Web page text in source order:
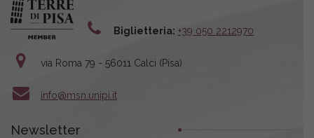
Biglietteria: +39 050 2212970
via Roma 79 - 56011 Calci (Pisa)
info@msn.unipi.it
Newsletter